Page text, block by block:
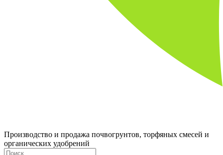
Производство и продажа почвогрунтов, торфяных смесей и
органических удобрений